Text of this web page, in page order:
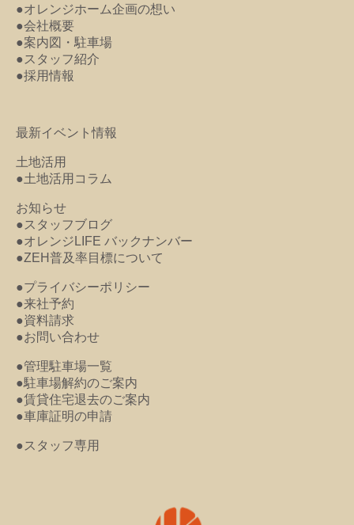
●オレンジホーム企画の想い
●会社概要
●案内図・駐車場
●スタッフ紹介
●採用情報
最新イベント情報
土地活用
●土地活用コラム
お知らせ
●スタッフブログ
●オレンジLIFE バックナンバー
●ZEH普及率目標について
●プライバシーポリシー
●来社予約
●資料請求
●お問い合わせ
●管理駐車場一覧
●駐車場解約のご案内
●賃貸住宅退去のご案内
●車庫証明の申請
●スタッフ専用